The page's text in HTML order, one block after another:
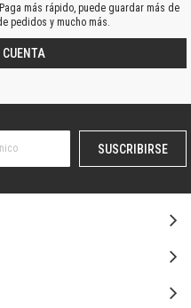
más rápido, puede guardar más de
pedidos y mucho más.
CUENTA
SUSCRIBIRSE